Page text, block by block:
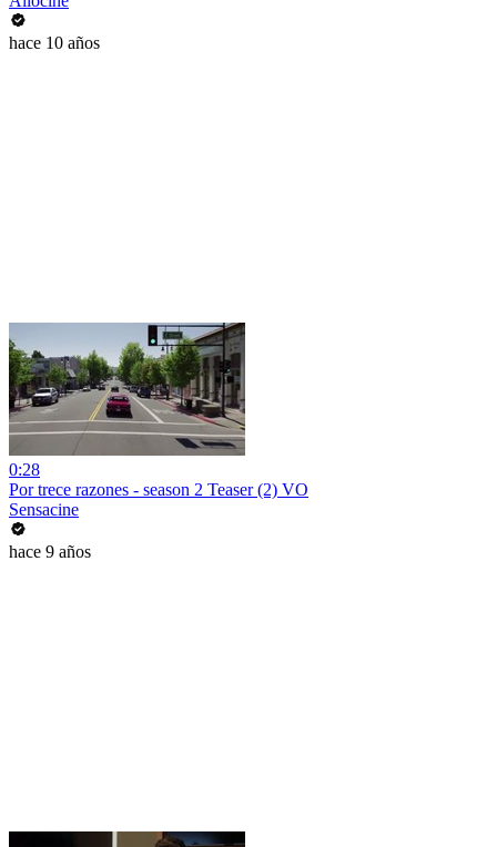
hace 10 años
0:28
Por trece razones - season 2 Teaser (2) VO
Sensacine
hace 9 años